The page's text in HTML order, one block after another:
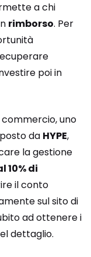
a chi
rimborso. Per
poi in
uno
da HYPE,
la gestione
10% di
il conto
sul sito di
ad ottenere i
dettaglio.